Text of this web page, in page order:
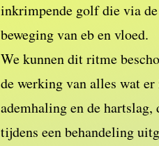
inkrimpende golf die via
beweging van eb en vloed.
We kunnen dit ritme
de werking van alles wat
ademhaling en de
tijdens een behandeling